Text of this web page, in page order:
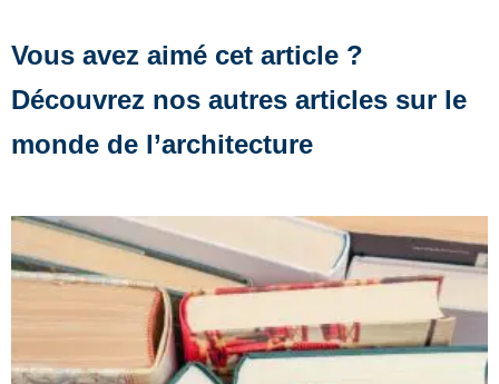
Vous avez aimé cet article ?
Découvrez nos autres articles sur le
monde de l’architecture